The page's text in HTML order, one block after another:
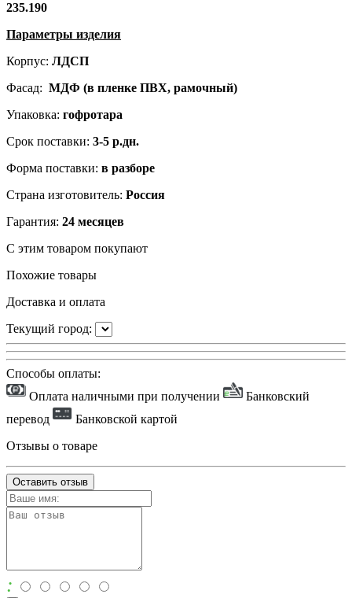
235.190
Параметры изделия
Корпус: ЛДСП
Фасад: МДФ (в пленке ПВХ, рамочный)
Упаковка: гофротара
Срок поставки: 3-5 р.дн.
Форма поставки: в разборе
Страна изготовитель: Россия
Гарантия: 24 месяцев
С этим товаром покупают
Похожие товары
Доставка и оплата
Текущий город:
Способы оплаты:
Оплата наличными при получении
Банковский
перевод
Банковской картой
Отзывы о товаре
Оставить отзыв
: